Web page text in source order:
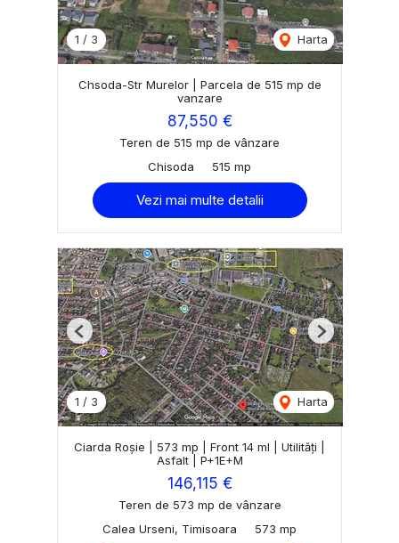
1 / 3 Harta
Chsoda-Str Murelor | Parcela de 515 mp de
vanzare
87,550 €
Teren de 515 mp de vânzare
Chisoda
515 mp
Vezi mai multe detalii
1 / 3 Harta
Previous Next
Ciarda Roșie | 573 mp | Front 14 ml | Utilități |
Asfalt | P+1E+M
146,115 €
Teren de 573 mp de vânzare
Calea Urseni, Timisoara
573 mp